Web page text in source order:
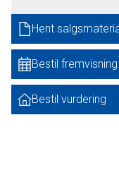
Den dejlige gårdsplads
omkransende bygninger
samt værksted med lift, så
En ejendom for den
Hent
Bestil fremvisning
Bestil vurdering